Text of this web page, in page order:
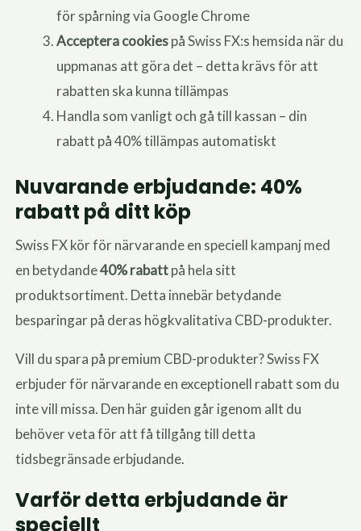
för spårning via Google Chrome
Acceptera cookiespå Swiss FX:s hemsida när du
uppmanas att göra det – detta krävs för att
rabatten ska kunna tillämpas
Handla som vanligt och gå till kassan – din
rabatt på 40% tillämpas automatiskt
Nuvarande erbjudande: 40%
rabatt på ditt köp
Swiss FX kör för närvarande en speciell kampanj med
en betydande40% rabattpå hela sitt
produktsortiment. Detta innebär betydande
besparingar på deras högkvalitativa CBD-produkter.
Vill du spara på premium CBD-produkter? Swiss FX
erbjuder för närvarande en exceptionell rabatt som du
inte vill missa. Den här guiden går igenom allt du
behöver veta för att få tillgång till detta
tidsbegränsade erbjudande.
Varför detta erbjudande är
speciellt